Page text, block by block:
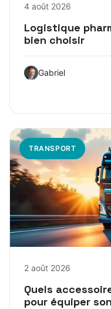
4 août 2026
Logistique
bien choisir
Gabriel
TRANSPORT
2 août 2026
Quels
pour équiper